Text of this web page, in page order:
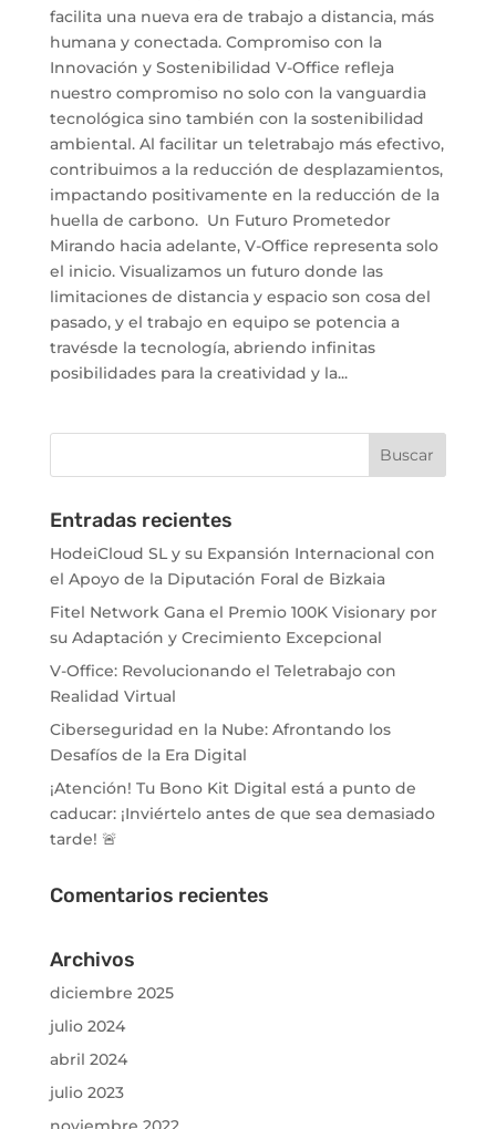
facilita una nueva era de trabajo a distancia, más
humana y conectada. Compromiso con la
Innovación y Sostenibilidad V-Office refleja
nuestro compromiso no solo con la vanguardia
tecnológica sino también con la sostenibilidad
ambiental. Al facilitar un teletrabajo más efectivo,
contribuimos a la reducción de desplazamientos,
impactando positivamente en la reducción de la
huella de carbono. Un Futuro Prometedor
Mirando hacia adelante, V-Office representa solo
el inicio. Visualizamos un futuro donde las
limitaciones de distancia y espacio son cosa del
pasado, y el trabajo en equipo se potencia a
travésde la tecnología, abriendo infinitas
posibilidades para la creatividad y la...
Entradas recientes
HodeiCloud SL y su Expansión Internacional con
el Apoyo de la Diputación Foral de Bizkaia
Fitel Network Gana el Premio 100K Visionary por
su Adaptación y Crecimiento Excepcional
V-Office: Revolucionando el Teletrabajo con
Realidad Virtual
Ciberseguridad en la Nube: Afrontando los
Desafíos de la Era Digital
¡Atención! Tu Bono Kit Digital está a punto de
caducar: ¡Inviértelo antes de que sea demasiado
tarde! 🚨
Comentarios recientes
Archivos
diciembre 2025
julio 2024
abril 2024
julio 2023